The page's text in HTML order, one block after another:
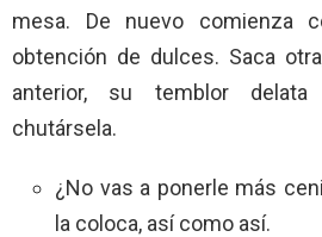
mesa. De nuevo comienza
obtención de dulces. Saca
anterior, su temblor
chutársela.
¿No vas a ponerle más
la coloca, así como así.